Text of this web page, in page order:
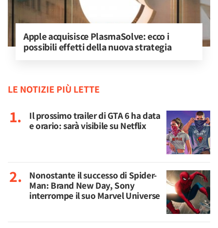
Apple acquisisce PlasmaSolve: ecco i
possibili effetti della nuova strategia
LE NOTIZIE PIÙ LETTE
Il prossimo trailer di GTA 6 ha data
e orario: sarà visibile su Netflix
Nonostante il successo di Spider-
Man: Brand New Day, Sony
interrompe il suo Marvel Universe